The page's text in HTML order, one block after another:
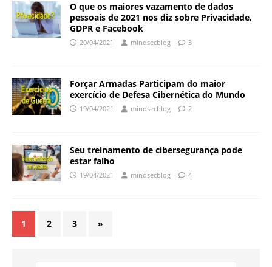
O que os maiores vazamento de dados
pessoais de 2021 nos diz sobre Privacidade,
GDPR e Facebook
20/04/2021 mindsecblog 3
Forçar Armadas Participam do maior
exercício de Defesa Cibernética do Mundo
19/04/2021 mindsecblog 2
Seu treinamento de cibersegurança pode
estar falho
19/04/2021 mindsecblog 4
1 2 3 »